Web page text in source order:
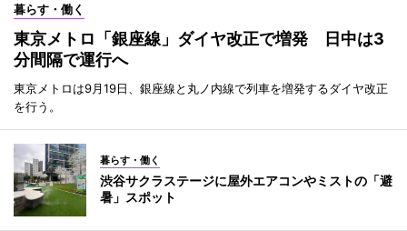
暮らす・働く
東京メトロ「銀座線」ダイヤ改正で増発 日中は3
分間隔で運行へ
東京メトロは9月19日、銀座線と丸ノ内線で列車を増発するダイヤ改正
を行う。
暮らす・働く
渋谷サクラステージに屋外エアコンやミストの「避
暑」スポット